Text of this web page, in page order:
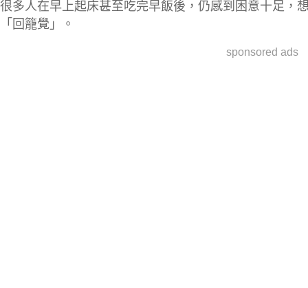
很多人在早上起床甚至吃完早飯後，仍感到困意十足，
「回籠覺」。
sponsored ads